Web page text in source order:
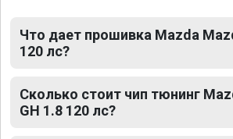
Что дает прошивка Mazda
120 лс?
Сколько стоит чип тюнинг
GH 1.8 120 лс?